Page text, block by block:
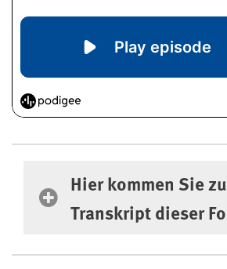
Hier kommen Sie zum
Hier kommen Sie
Transkript dieser